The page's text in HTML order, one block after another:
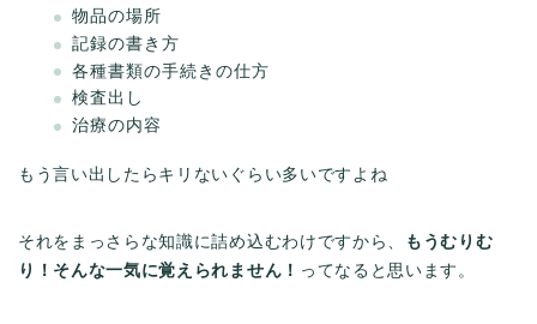
物品の場所
記録の書き方
各種書類の手続きの仕方
検査出し
治療の内容
もう言い出したらキリないぐらい多いですよね
それをまっさらな知識に詰め込むわけですから、
もうむりむ
り！そんな一気に覚えられません！ ってなると思います。